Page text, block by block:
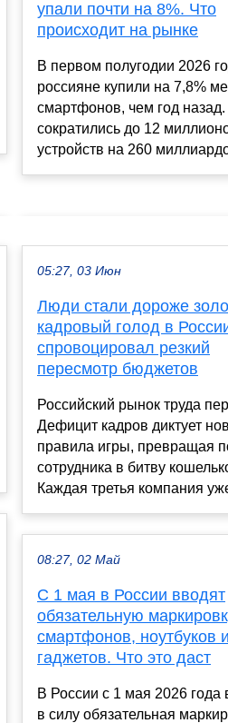
упали почти на 8%. Что
происходит на рынке
В первом полугодии 2026
россияне купили на 7,8%
смартфонов, чем год
сократились до 12
устройств на 260
05:27, 03 Июн
Люди стали дороже
кадровый голод в
спровоцировал резкий
пересмотр бюджетов
Российский рынок труда
Дефицит кадров диктует
правила игры, превращая
сотрудника в битву
Каждая третья компания
08:27, 02 Май
С 1 мая в России вводят
обязательную
смартфонов, ноутбуков
гаджетов. Что это даст
В России с 1 мая 2026 года
в силу обязательная